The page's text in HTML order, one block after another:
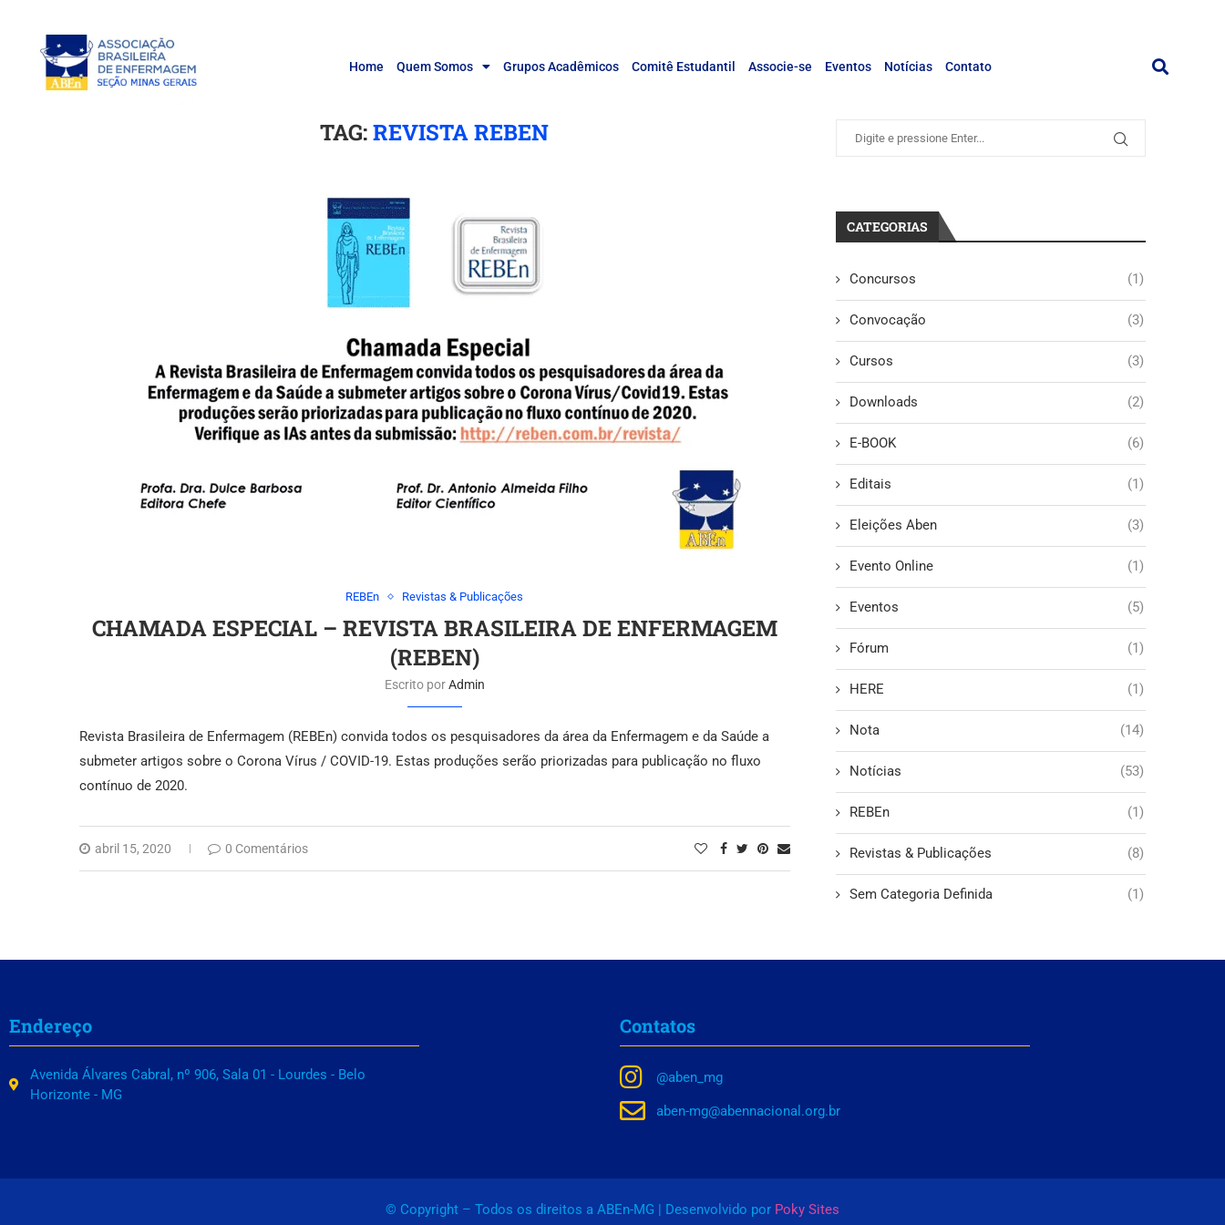
Home Quem Somos Grupos Acadêmicos Comitê Estudantil Associe-se Eventos Notícias Contato
TAG:REVISTA REBEN
REBEn Revistas & Publicações
CHAMADA ESPECIAL – REVISTA BRASILEIRA DE ENFERMAGEM
(REBEN)
Escrito porAdmin
Revista Brasileira de Enfermagem (REBEn) convida todos os pesquisadores da área da Enfermagem e da Saúde a
submeter artigos sobre o Corona Vírus / COVID-19. Estas produções serão priorizadas para publicação no fluxo
contínuo de 2020.
abril 15, 2020 0 Comentários
CATEGORIAS
Concursos (1)
Convocação (3)
Cursos (3)
Downloads (2)
E-BOOK (6)
Editais (1)
Eleições Aben (3)
Evento Online (1)
Eventos (5)
Fórum (1)
HERE (1)
Nota (14)
Notícias (53)
REBEn (1)
Revistas & Publicações (8)
Sem Categoria Definida (1)
Endereço
Avenida Álvares Cabral, nº 906, Sala 01 - Lourdes - Belo
Horizonte - MG
Contatos
@aben_mg
aben-mg@abennacional.org.br
© Copyright – Todos os direitos a ABEn-MG | Desenvolvido por Poky Sites